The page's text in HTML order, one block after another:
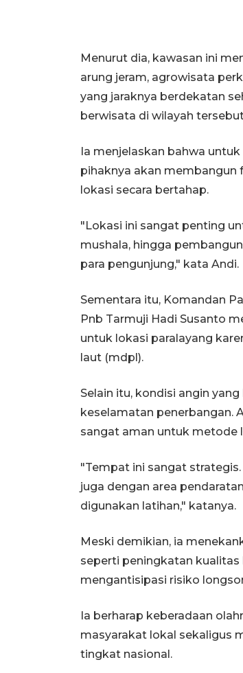
Menurut dia, kawasan ini
arung jeram, agrowisata
yang jaraknya berdekatan
berwisata di wilayah
Ia menjelaskan bahwa
pihaknya akan membangun
lokasi secara bertahap.
"Lokasi ini sangat penting
mushala, hingga
para pengunjung," kata Andi.
Sementara itu, Komandan
Pnb Tarmuji Hadi Susanto
untuk lokasi paralayang
laut (mdpl).
Selain itu, kondisi angin
keselamatan penerbangan.
sangat aman untuk metode
"Tempat ini sangat
juga dengan area
digunakan latihan," katanya.
Meski demikian, ia
seperti peningkatan kualitas
mengantisipasi risiko
Ia berharap keberadaan
masyarakat lokal sekaligus
tingkat nasional.